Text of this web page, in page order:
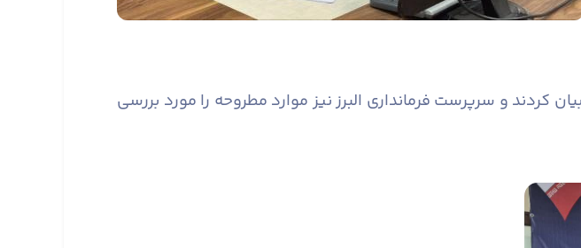
و سرپرست فرمانداری البرز نیز موارد مطروحه را مورد بررسی